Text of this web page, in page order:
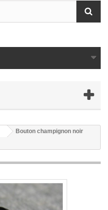
Bouton champignon noir